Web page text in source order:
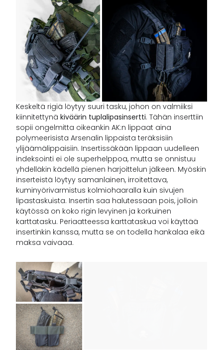
Keskeltä rigiä löytyy suuri tasku, johon on valmiiksi
kiinnitettynäkiväärin tuplalipasinsertti. Tähän inserttiin
sopii ongelmitta oikeankin AK:n lippaat aina
polymeerisista Arsenalin lippaista teräksisiin
ylijäämälippaisiin. Insertissäkään lippaan uudelleen
indeksointi ei ole superhelppoa, mutta se onnistuu
yhdelläkin kädellä pienen harjoittelun jälkeen. Myöskin
inserteistä löytyy samanlainen, irroitettava,
kuminyörivarmistus kolmiohaaralla kuin sivujen
lipastaskuista. Insertin saa halutessaan pois, jolloin
käytössä on koko rigin levyinen ja korkuinen
karttatasku. Periaatteessa karttataskua voi käyttää
insertinkin kanssa, mutta se on todella hankalaa eikä
maksa vaivaaa.